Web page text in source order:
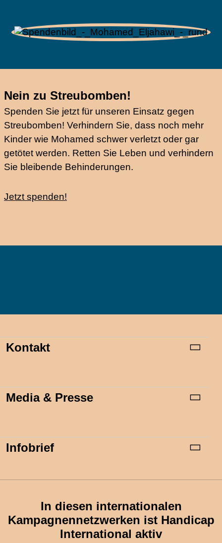
Nein zu Streubomben!
Spenden Sie jetzt für unseren Einsatz gegen
Streubomben! Verhindern Sie, dass noch mehr
Kinder wie Mohamed schwer verletzt oder gar
getötet werden. Retten Sie Leben und verhindern
Sie bleibende Behinderungen.
Jetzt spenden!
Kontakt
Media & Presse
Infobrief
In diesen internationalen
Kampagnennetzwerken ist Handicap
International aktiv